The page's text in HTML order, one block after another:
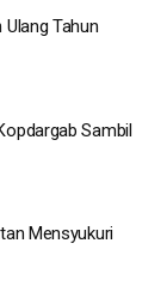
Ulang Tahun
Sambil
Mensyukuri